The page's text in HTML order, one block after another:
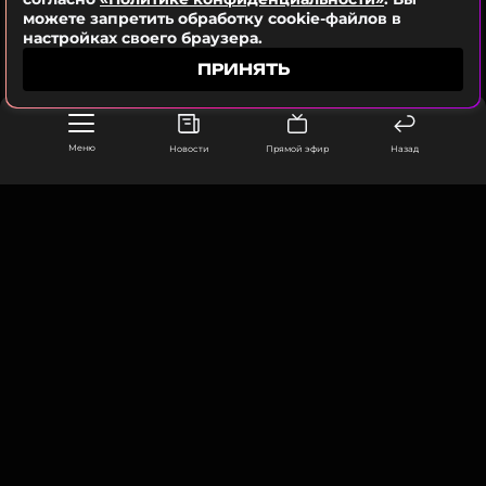
Меню Новости Прямой эфир Назад
можете запретить обработку cookie-файлов в
настройках своего браузера.
ПРИНЯТЬ